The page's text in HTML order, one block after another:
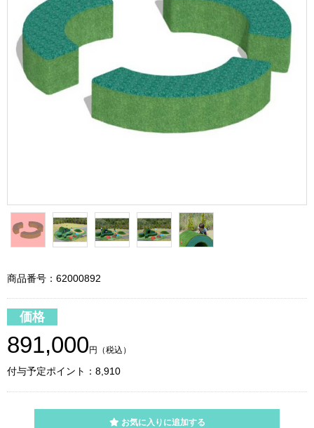
商品番号：62000892
価格
891,000 円（税込）
付与予定ポイント：8,910
お気に入りに追加する